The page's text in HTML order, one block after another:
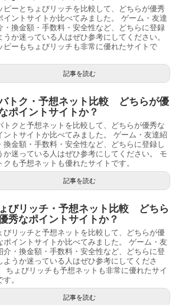
ピーとちょびリッチを比較して、どちらが優秀
イントサイトか比べてみました。 ゲーム・友達
・換金額・手数料・安全性など、どちらに登録
うか迷っている人はぜひ参考にしてください。
ピーもちょびリッチも非常に優れたサイトで
記事を読む
トク・予想ネット比較 どちらが優
ポイントサイトか？
トクと予想ネットを比較して、どちらが優秀な
ントサイトか比べてみました。 ゲーム・友達紹
換金額・手数料・安全性など、どちらに登録し
か迷っている人はぜひ参考にしてください。 モ
クも予想ネットも優れたサイトです。
記事を読む
びリッチ・予想ネット比較 どちら
秀なポイントサイトか？
びリッチと予想ネットを比較して、どちらが優
ポイントサイトか比べてみました。 ゲーム・友
介・換金額・手数料・安全性など、どちらに登
ようか迷っている人はぜひ参考にしてくださ
ちょびリッチも予想ネットも非常に優れたサイ
す。
記事を読む